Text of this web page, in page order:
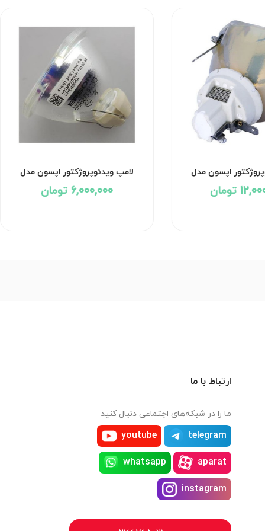
اپسون مدل
EPSON G-
تومان
لامپ ویدئوپروژکتور اپسون مدل
EPSON EX-3220
6,000,000 تومان
ارتباط با ما
ما را در شبکه‌های اجتماعی دنبال کنید
telegram
youtube
aparat
whatsapp
instagram